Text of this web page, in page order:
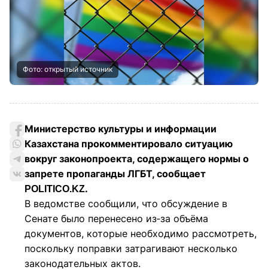
Фото: открытый источник
Министерство культуры и информации
Казахстана прокомментировало ситуацию
вокруг законопроекта, содержащего нормы о
запрете пропаганды ЛГБТ, сообщает
POLITICO.KZ.
В ведомстве сообщили, что обсуждение в
Сенате было перенесено из‑за объёма
документов, которые необходимо рассмотреть,
поскольку поправки затрагивают несколько
законодательных актов.